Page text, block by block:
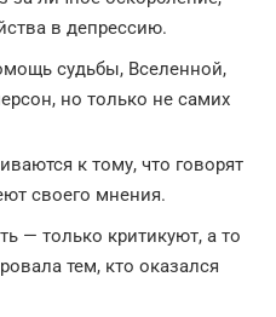
в депрессию.
судьбы, Вселенной,
но только не самих
к тому, что говорят
своего мнения.
— только критикуют, а то
тем, кто оказался